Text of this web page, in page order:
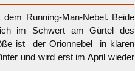
Running-Man-Nebel. Beide
im Schwert am Gürtel des
ist der Orionnebel in klaren
und wird erst im April wieder